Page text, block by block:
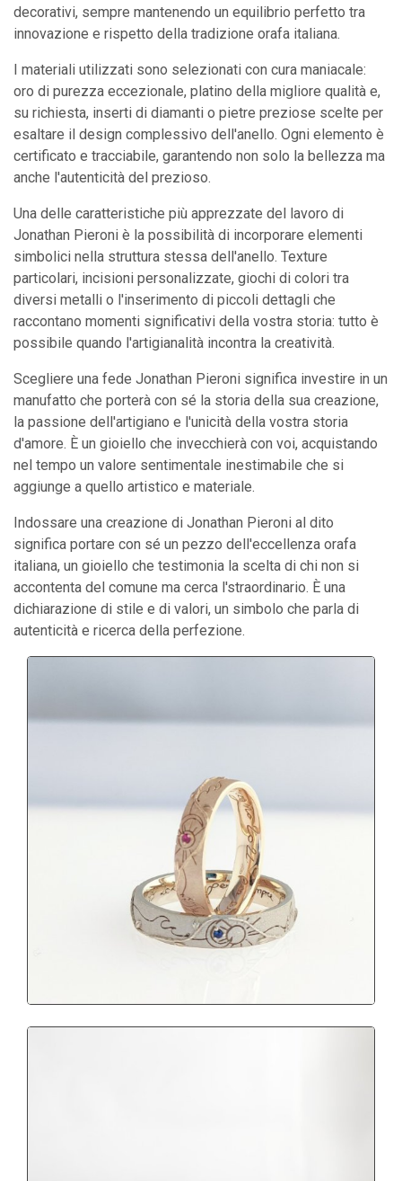
decorativi, sempre mantenendo un equilibrio perfetto tra
innovazione e rispetto della tradizione orafa italiana.
I materiali utilizzati sono selezionati con cura maniacale:
oro di purezza eccezionale, platino della migliore qualità e,
su richiesta, inserti di diamanti o pietre preziose scelte per
esaltare il design complessivo dell'anello. Ogni elemento è
certificato e tracciabile, garantendo non solo la bellezza ma
anche l'autenticità del prezioso.
Una delle caratteristiche più apprezzate del lavoro di
Jonathan Pieroni è la possibilità di incorporare elementi
simbolici nella struttura stessa dell'anello. Texture
particolari, incisioni personalizzate, giochi di colori tra
diversi metalli o l'inserimento di piccoli dettagli che
raccontano momenti significativi della vostra storia: tutto è
possibile quando l'artigianalità incontra la creatività.
Scegliere una fede Jonathan Pieroni significa investire in un
manufatto che porterà con sé la storia della sua creazione,
la passione dell'artigiano e l'unicità della vostra storia
d'amore. È un gioiello che invecchierà con voi, acquistando
nel tempo un valore sentimentale inestimabile che si
aggiunge a quello artistico e materiale.
Indossare una creazione di Jonathan Pieroni al dito
significa portare con sé un pezzo dell'eccellenza orafa
italiana, un gioiello che testimonia la scelta di chi non si
accontenta del comune ma cerca l'straordinario. È una
dichiarazione di stile e di valori, un simbolo che parla di
autenticità e ricerca della perfezione.